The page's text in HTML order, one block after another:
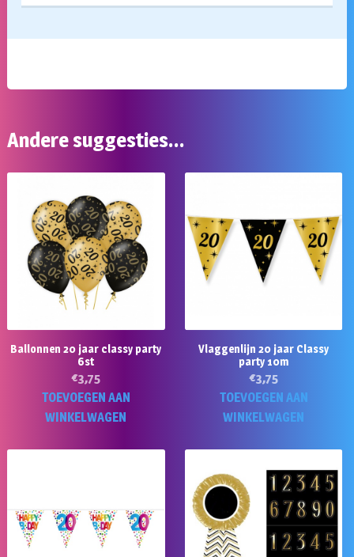
Andere suggesties…
Ballonnen 20 jaar classy party
6st
€3,75
TOEVOEGEN AAN
WINKELWAGEN
Vlaggenlijn 20 jaar Classy
party 10m
€3,75
TOEVOEGEN AAN
WINKELWAGEN